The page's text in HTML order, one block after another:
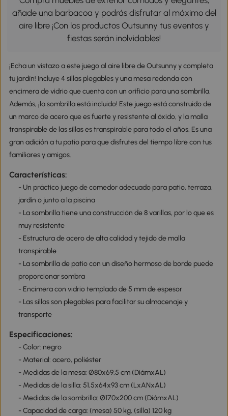
añade una barbacoa y podrás disfrutar al máximo del
aire libre ¡Con los productos Outsunny tus eventos y
fiestas serán inolvidables!
¡Echa un vistazo a este juego al aire libre de Outsunny y completa
tu jardín! Incluye 4 sillas plegables y una mesa redonda con
encimera de vidrio que cuenta con un orificio para una sombrilla.
Además, ¡la sombrilla está incluido! Este juego está construido de
un marco de acero que es fuerte y resistente al óxido, y la malla
transpirable de las sillas es transpirable para todo el años. Es una
gran adición a tu patio para que disfrutes del tiempo libre con tus
familiares y amigos.
Características:
- Un práctico juego de comedor adecuado para patio, terraza,
jardín o junto a la piscina
- La sombrilla tiene una construcción de 8 varillas, por lo que es
muy resistente
- Estructura de acero de alta calidad y tejido de malla
transpirable
- La sombrilla de patio con un diseño hermoso de borde puede
proporcionar sombra
- Encimera con vidrio templado de 5 mm de espesor
- Las sillas son plegables para facilitar su almacenaje y
transporte
Especificaciones:
- Color: negro
- Material: acero, poliéster
- Medidas de la mesa: Ø80x69,5 cm (DiámxAL)
- Medidas de la silla: 51,5x64x93 cm (LxANxAL)
- Medidas de la sombrilla: Ø170x200 cm (DiámxAL)
- Capacidad de carga: (mesa) 50 kg, (silla) 120 kg